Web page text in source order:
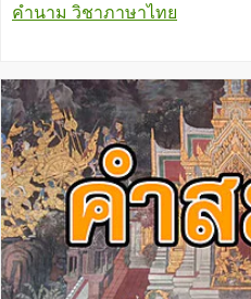
คำนาม วิชาภาษาไทย